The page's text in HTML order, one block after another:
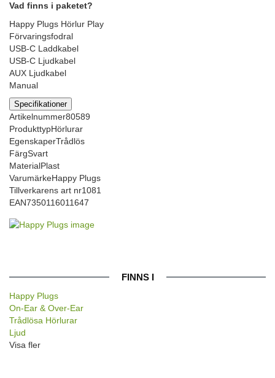
Vad finns i paketet?
Happy Plugs Hörlur Play
Förvaringsfodral
USB-C Laddkabel
USB-C Ljudkabel
AUX Ljudkabel
Manual
Specifikationer
Artikelnummer80589
ProdukttypHörlurar
EgenskaperTrådlös
FärgSvart
MaterialPlast
VarumärkeHappy Plugs
Tillverkarens art nr1081
EAN7350116011647
FINNS I
Happy Plugs
On-Ear & Over-Ear
Trådlösa Hörlurar
Ljud
Visa fler